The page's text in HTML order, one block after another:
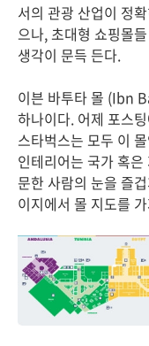
서의 관광 산업이 정
으나, 초대형 쇼핑몰
생각이 문득 든다.
이븐 바투타 몰 (Ibn
하나이다. 어제 포스
스타벅스는 모두 이
인테리어는 국가 혹
문한 사람의 눈을 즐
이지에서 몰 지도를